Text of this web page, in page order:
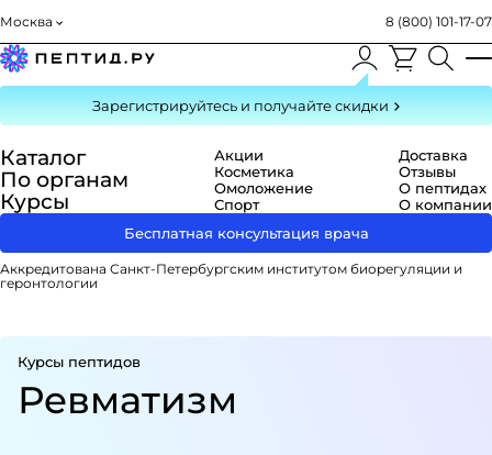
Москва 8 (800) 101-17-07
Зарегистрируйтесь и получайте скидки
Каталог
По органам
Курсы
Акции
Косметика
Омоложение
Спорт
Доставка
Отзывы
О пептидах
О компании
Бесплатная консультация врача
Аккредитована Санкт-Петербургским институтом биорегуляции и
геронтологии
Курсы пептидов
Ревматизм